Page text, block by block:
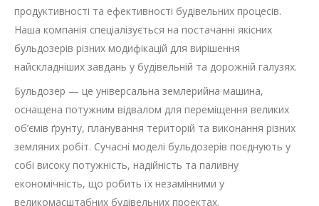
продуктивності та ефективності будівельних процесів.
Наша компанія спеціалізується на постачанні якісних
бульдозерів різних модифікацій для вирішення
найскладніших завдань у будівельній та дорожній галузях.
Бульдозер — це універсальна землерийна машина,
оснащена потужним відвалом для переміщення великих
об’ємів ґрунту, планування територій та виконання різних
земляних робіт. Сучасні моделі бульдозерів поєднують у
собі високу потужність, надійність та паливну
економічність, що робить їх незамінними у
великомасштабних будівельних проектах.